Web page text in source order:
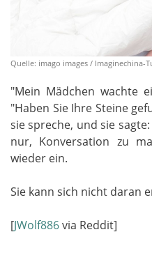
Quelle: imago images / Imaginechina-
"Mein Mädchen wachte
"Haben Sie Ihre Steine
sie spreche, und sie
nur, Konversation zu
wieder ein.
Sie kann sich nicht daran
[JWolf886via Reddit]